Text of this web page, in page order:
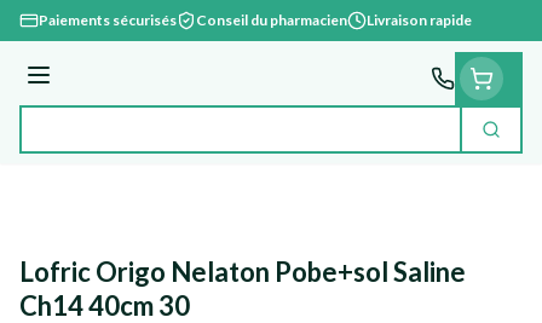
Aller au contenu
Paiements sécurisés Conseil du pharmacien Livraison rapide
Menu
Lofric Origo Nelaton Pobe+sol Saline
Ch14 40cm 30